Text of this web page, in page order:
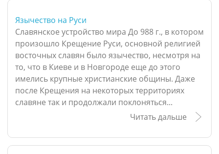
Язычество на Руси
Славянское устройство мира До 988 г., в котором
произошло Крещение Руси, основной религией
восточных славян было язычество, несмотря на
то, что в Киеве и в Новгороде еще до этого
имелись крупные христианские общины. Даже
после Крещения на некоторых территориях
славяне так и продолжали поклоняться...
Читать дальше